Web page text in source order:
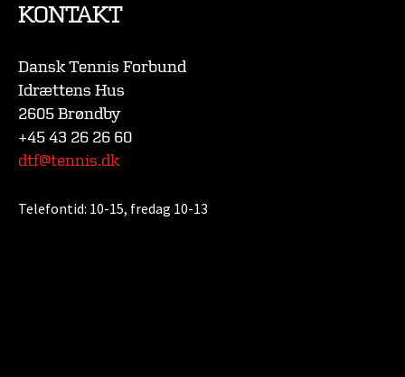
KONTAKT
Dansk Tennis Forbund
Idrættens Hus
2605 Brøndby
+45 43 26 26 60
dtf@tennis.dk
Telefontid: 10-15, fredag 10-13